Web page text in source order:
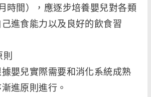
時間），應逐步培養嬰兒對各類
進食能力以及良好的飲食習
嬰兒實際需要和消化系統成熟
進原則進行。